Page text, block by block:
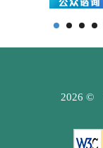
2026 ©